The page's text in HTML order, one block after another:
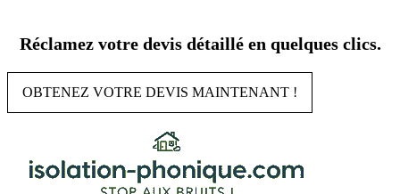
contenu
Réclamez votre devis détaillé en quelques clics.
OBTENEZ VOTRE DEVIS MAINTENANT !